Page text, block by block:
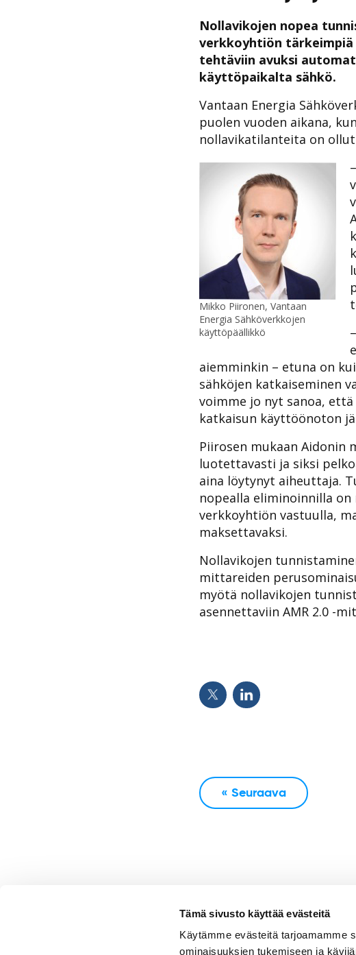
Tämä sivusto käyttää evästeitä
Käytämme evästeitä tarjoamamme
ominaisuuksien tukemiseen ja
Nollavikojen nopea
verkkoyhtiön
tehtäviin avuksi
käyttöpaikalta sähkö.
Vantaan Energia
puolen vuoden aikana,
nollavikatilanteita on
Mikko Piironen, Vantaan
Energia Sähköverkkojen
käyttöpäällikkö
aiemminkin – etuna on
sähköjen katkaiseminen
voimme jo nyt sanoa,
katkaisun käyttöönoton
Piirosen mukaan
luotettavasti ja siksi
aina löytynyt aiheuttaja.
nopealla eliminoinnilla
verkkoyhtiön vastuulla,
maksettavaksi.
Nollavikojen
mittareiden
myötä nollavikojen
asennettaviin AMR 2.0 -
« Seuraava